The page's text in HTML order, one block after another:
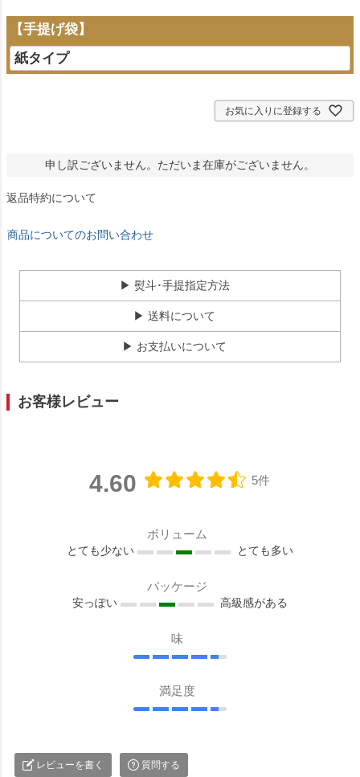
【手提げ袋】
お気に入りに登録する
申し訳ございません。ただいま在庫がございません。
返品特約について
商品についてのお問い合わせ
▶ 熨斗･手提指定方法
▶ 送料について
▶ お支払いについて
お客様レビュー
4.60 5件
ボリューム
とても少ない とても多い
パッケージ
安っぽい 高級感がある
味
満足度
レビューを書く 質問する